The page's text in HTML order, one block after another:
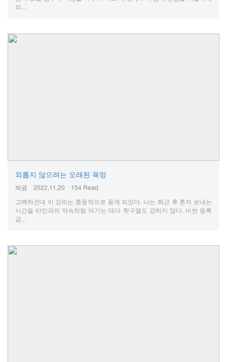
되...
외롭지 않으려는 오래된 욕망
박귬 2022,11,20
154 Read
고백하건대 이 강의는 충동적으로 듣게 되었다. 나는 퇴근 후 혼자 보내는
시간을 타인과의 약속처럼 여기는 데다 학구열도 강하지 않다. 비싼 등록
금...